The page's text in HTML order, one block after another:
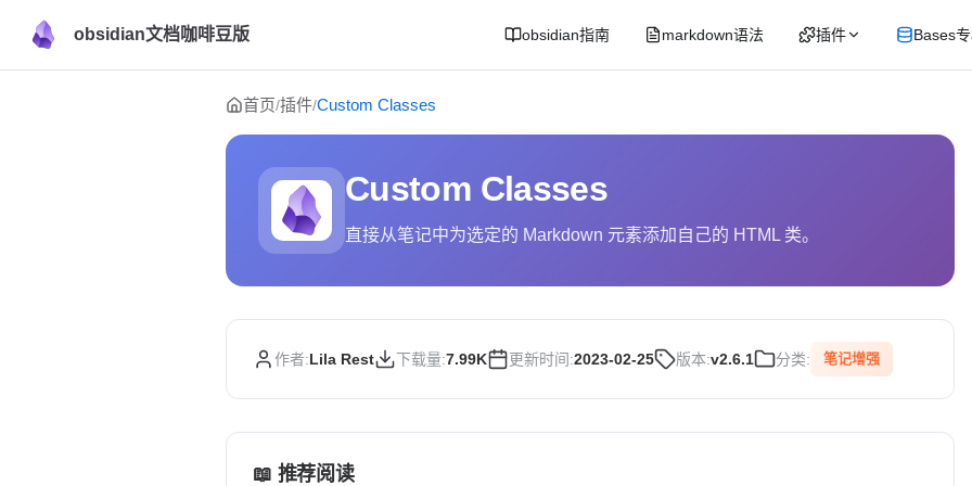
obsidian文档咖啡豆版 obsidian指南 markdown语法 插件 Bases
Skip to content
首页/插件/Custom Classes
Custom Classes
直接从笔记中为选定的 Markdown 元素添加自己的 HTML 类。
作者:Lila Rest 下载量:7.99K 更新时间:2023-02-25 版本:v2.6.1 分类: 笔记增强
📖 推荐阅读